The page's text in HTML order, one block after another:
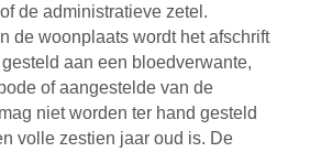
de administratieve zetel.
de woonplaats wordt het afschrift
aan een bloedverwante,
of aangestelde van de
niet worden ter hand gesteld
volle zestien jaar oud is. De